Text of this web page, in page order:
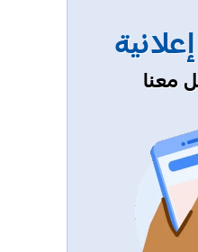
معنا